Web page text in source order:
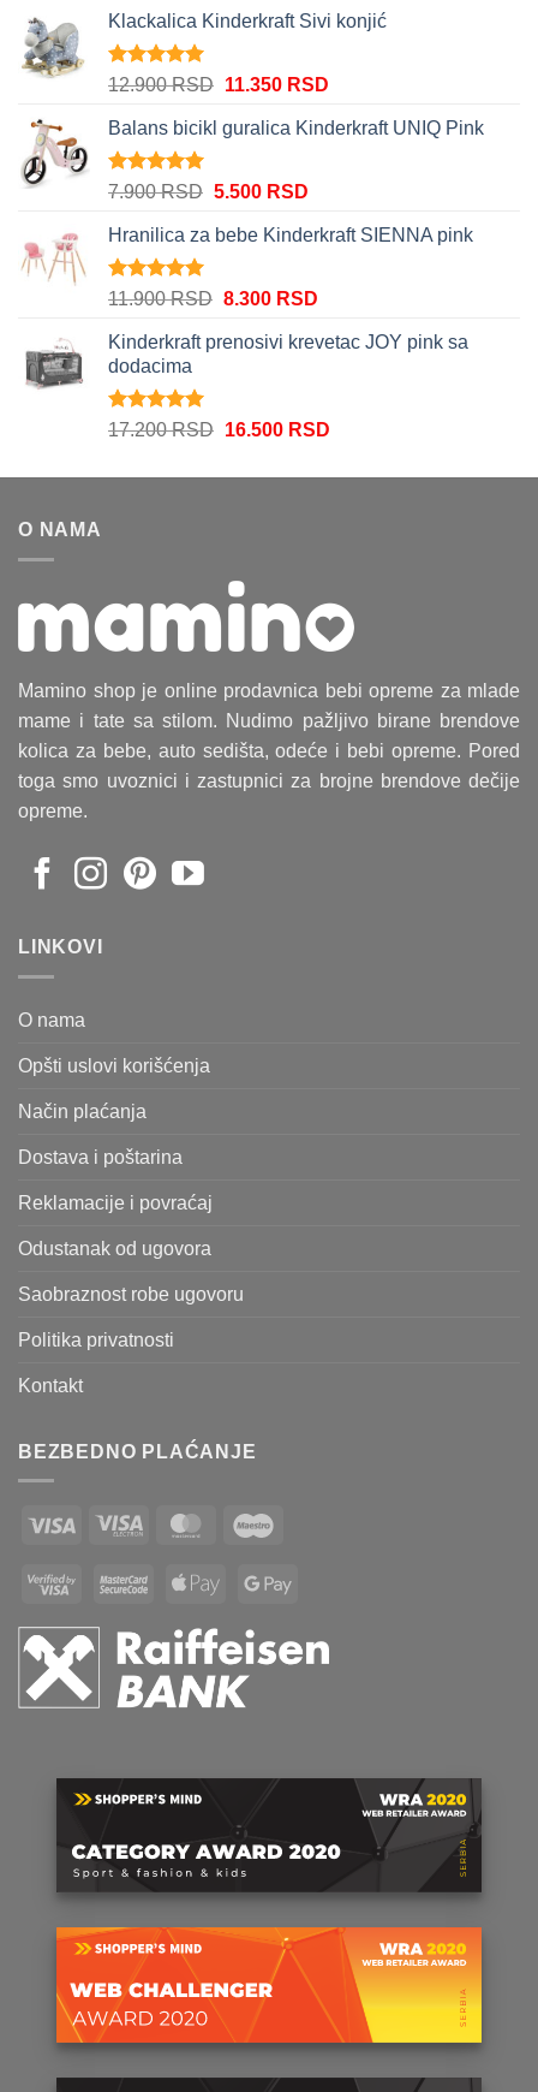
Klackalica Kinderkraft Sivi konjić
Ocenjeno
12.900RSD Originalna
je
12.900 RSD.
11.350 RSDTrenutna
je:
Balans bicikl guralica Kinderkraft UNIQ Pink
Ocenjeno
7.900RSD Originalna
je
7.900 RSD.
5.500 RSDTrenutna
je:
Hranilica za bebe Kinderkraft SIENNA pink
Ocenjeno
11.900RSD Originalna
je
8.300 RSDTrenutna
je:
Kinderkraft prenosivi krevetac JOY pink sa
dodacima
Ocenjeno
17.200RSD Originalna
je
16.500 RSDTrenutna
je:
O NAMA
Mamino shop je online prodavnica bebi opreme za mlade
mame i tate sa stilom. Nudimo pažljivo birane brendove
kolica za bebe, auto sedišta, odeće i bebi opreme. Pored
toga smo uvoznici i zastupnici za brojne brendove dečije
opreme.
LINKOVI
O nama
Opšti uslovi korišćenja
Način plaćanja
Dostava i poštarina
Reklamacije i povraćaj
Odustanak od ugovora
Saobraznost robe ugovoru
Politika privatnosti
Kontakt
BEZBEDNO PLAĆANJE
Visa
Visa
MasterCard
Visa
MasterCardApple
Google